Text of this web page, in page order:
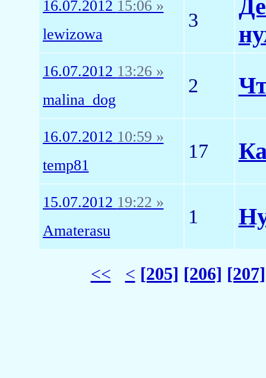
16.07.2012 15:06 »
lewizowa
3
16.07.2012 13:26 »
malina_dog
2
16.07.2012 10:59 »
temp81
17
15.07.2012 19:22 »
Amaterasu
1
<< < [205] [206] [207]